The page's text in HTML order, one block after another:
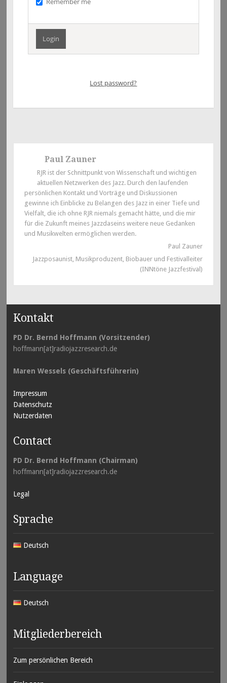
Lost password?
Paul Zauner
RJR ist der Schnittpunkt von Wissenschaft und wichtigen
aktuellen Netzwerken des Jazz. Durch den laufenden
persönlichen Kontakt und Vorträge und Diskussionen
gewinne ich Einblicke zu Belangen des Jazz in einer Tiefe und
Vielfalt, die ich ohne RJR niemals gemacht hätte, und die mir
für die Zukunft meines Jazzdaseins weitere neue Gedanken
und Musikwelten ermöglichen werden.
Paul Zauner
Jazzposaunist, Musikproduzent, Biobauer und Festivalleiter
(INNtöne Jazzfestival)
Kontakt
PD Dr. Bernd Hoffmann (Vorsitzender)
hoffmann[at]radiojazzresearch.de
Maren Wessels (Geschäftsführerin)
Impressum
Datenschutz
Nutzerdaten
Contact
PD Dr. Bernd Hoffmann (Chairman)
hoffmann[at]radiojazzresearch.de
Legal
Sprache
Deutsch
Language
Deutsch
Mitgliederbereich
Zum persönlichen Bereich